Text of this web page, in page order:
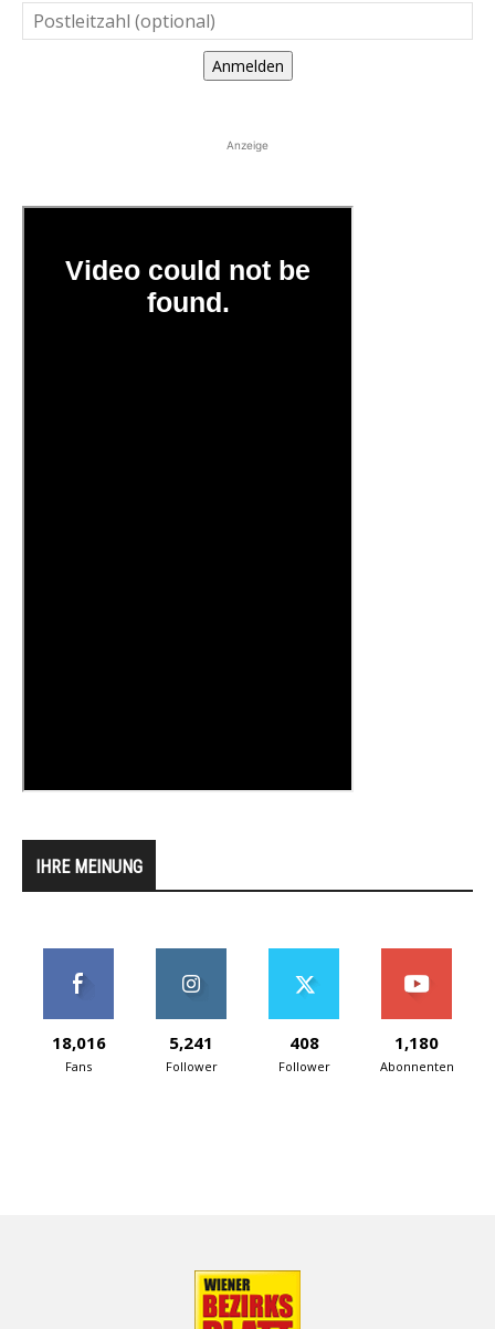
Anmelden
Anzeige
IHRE MEINUNG
18,016
Fans
5,241
Follower
408
Follower
1,180
Abonnenten